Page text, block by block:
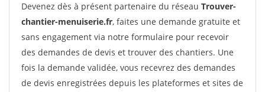
Devenez dès à présent partenaire du réseau Trouver-
chantier-menuiserie.fr, faites une demande gratuite et
sans engagement via notre formulaire pour recevoir
des demandes de devis et trouver des chantiers. Une
fois la demande validée, vous recevrez des demandes
de devis enregistrées depuis les plateformes et sites de